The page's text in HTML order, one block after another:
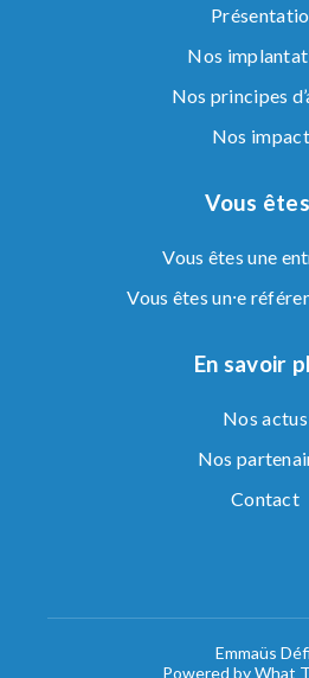
Nos
Nos principes
Nos
Vous
Vous êtes une
Vous êtes un⸱e
En savoir
Nos actus
Nos
Contact
Emmaüs
Powered by What